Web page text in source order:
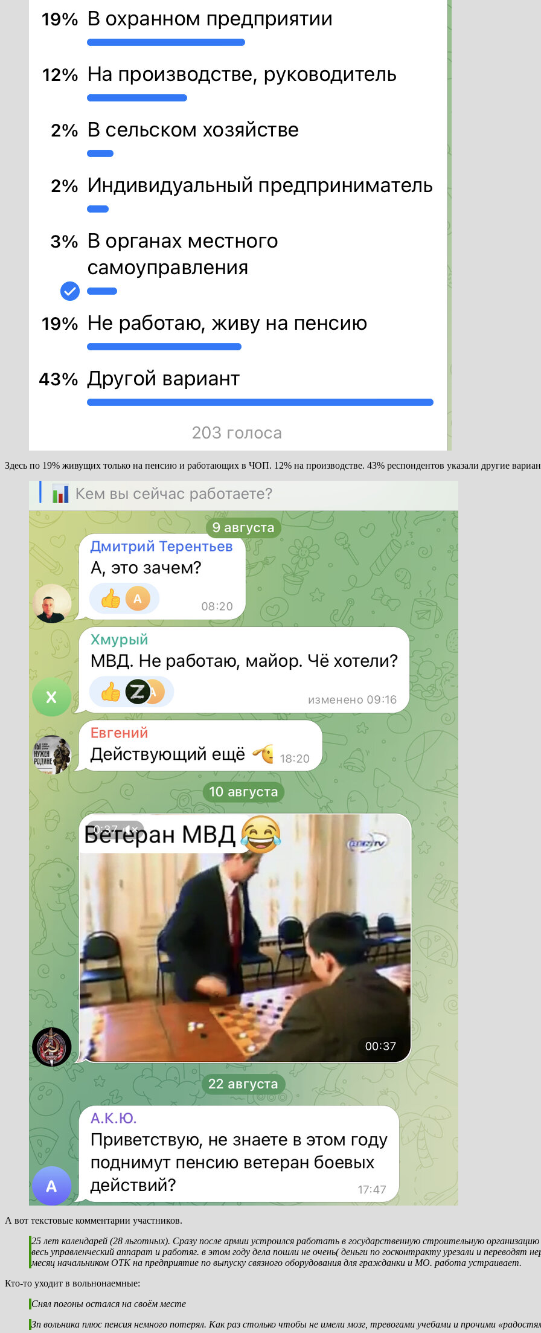
Здесь по 19% живущих только на пенсию и работающих в ЧОП. 12% на производстве. 43% респондентов указали другие
А вот текстовые комментарии участников.
25 лет календарей (28 льготных). Сразу после армии устроился работать в государственную строительную
весь управленческий аппарат и работяг. в этом году дела пошли не очень( деньги по госконтракту урезали и переводят
месяц начальником ОТК на предприятие по выпуску связного оборудования для гражданки и МО. работа устраивает.
Кто-то уходит в вольнонаемные:
Снял погоны остался на своём месте
Зп вольника плюс пенсия немного потерял. Как раз столько чтобы не имели мозг, тревогами учебами и прочими